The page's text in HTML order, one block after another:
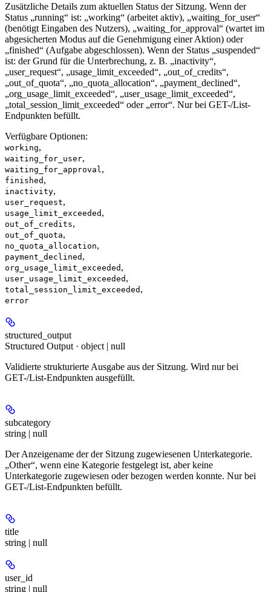
Zusätzliche Details zum aktuellen Status der Sitzung. Wenn der
Status „running“ ist: „working“ (arbeitet aktiv), „waiting_for_user“
(benötigt Eingaben des Nutzers), „waiting_for_approval“ (wartet im
abgesicherten Modus auf die Genehmigung einer Aktion) oder
„finished“ (Aufgabe abgeschlossen). Wenn der Status „suspended“
ist: der Grund für die Unterbrechung, z. B. „inactivity“,
„user_request“, „usage_limit_exceeded“, „out_of_credits“,
„out_of_quota“, „no_quota_allocation“, „payment_declined“,
„org_usage_limit_exceeded“, „user_usage_limit_exceeded“,
„total_session_limit_exceeded“ oder „error“. Nur bei GET-/List-
Endpunkten befüllt.
Verfügbare Optionen:
working,
waiting_for_user,
waiting_for_approval ,
finished ,
inactivity,
user_request,
usage_limit_exceeded ,
out_of_credits,
out_of_quota,
no_quota_allocation,
payment_declined ,
org_usage_limit_exceeded ,
user_usage_limit_exceeded ,
total_session_limit_exceeded ,
error
structured_output
Structured Output · object | null
Validierte strukturierte Ausgabe aus der Sitzung. Wird nur bei
GET-/List-Endpunkten ausgefüllt.
subcategory
string | null
Der Anzeigename der der Sitzung zugewiesenen Unterkategorie.
„Other“, wenn eine Kategorie festgelegt ist, aber keine
Unterkategorie zugewiesen oder bezogen werden konnte. Nur bei
GET-/List-Endpunkten befüllt.
title
string | null
user_id
string | null